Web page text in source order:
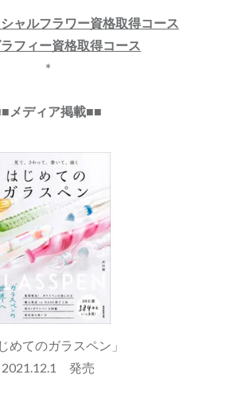
ャルフラワー資格取得コース
フィー資格取得コース
*
メディア掲載■■
めてのガラスペン」
2021.12.1 発売